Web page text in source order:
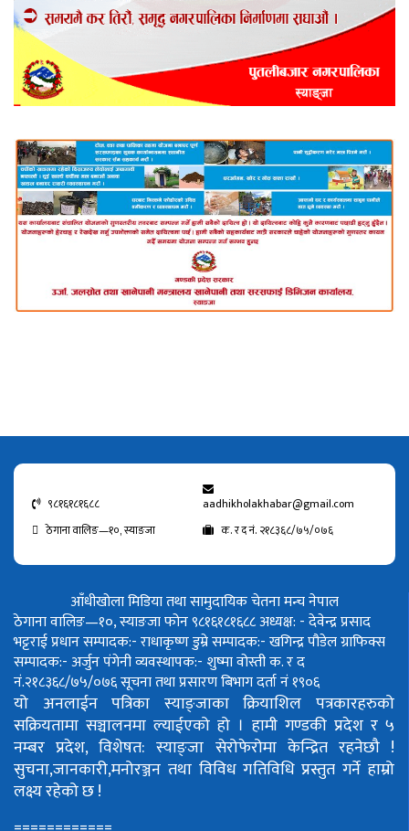
९८१६१८१६८८
aadhikholakhabar@gmail.com
ठेगाना वालिङ—१०, स्याङजा
क. र द नं. २१८३६८/७५/०७६
आँधीखोला मिडिया तथा सामुदायिक चेतना मन्च नेपाल
ठेगाना वालिङ—१०, स्याङजा फोन ९८१६१८१६८८अध्यक्ष: - देवेन्द्र प्रसाद
भट्टराईप्रधान सम्पादक:- राधाकृष्ण डुम्रेसम्पादक:- खगिन्द्र पौडेलग्राफिक्स
सम्पादक:- अर्जुन पंगेनीव्यवस्थापक:- शुष्मा वोस्तीक. र द
नं.२१८३६८/७५/०७६सूचना तथा प्रसारण बिभाग दर्ता नं १९०६
यो अनलाईन पत्रिका स्याङ्जाका क्रियाशिल पत्रकारहरुको
सक्रियतामा सञ्चालनमा ल्याईएको हो । हामी गण्डकी प्रदेश र ५
नम्बर प्रदेश, विशेषत: स्याङ्जा सेरोफेरोमा केन्द्रित रहनेछौ !
सुचना,जानकारी,मनोरञ्जन तथा विविध गतिविधि प्रस्तुत गर्ने हाम्रो
लक्ष्य रहेको छ !